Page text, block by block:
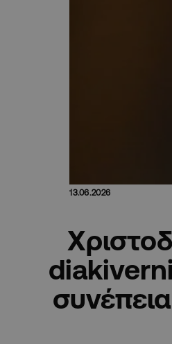
13.06.2026